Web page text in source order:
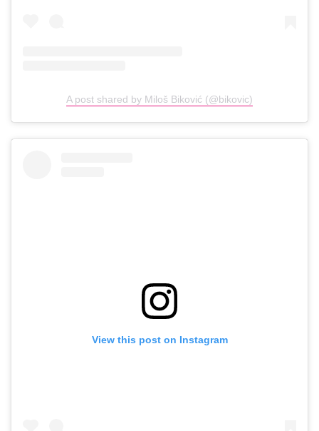
A post shared by Miloš Biković (@bikovic)
View this post on Instagram